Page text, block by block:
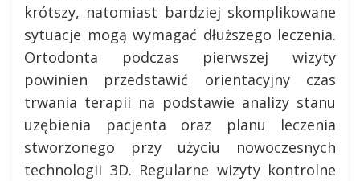
krótszy, natomiast bardziej skomplikowane
sytuacje mogą wymagać dłuższego leczenia.
Ortodonta podczas pierwszej wizyty
powinien przedstawić orientacyjny czas
trwania terapii na podstawie analizy stanu
uzębienia pacjenta oraz planu leczenia
stworzonego przy użyciu nowoczesnych
technologii 3D. Regularne wizyty kontrolne